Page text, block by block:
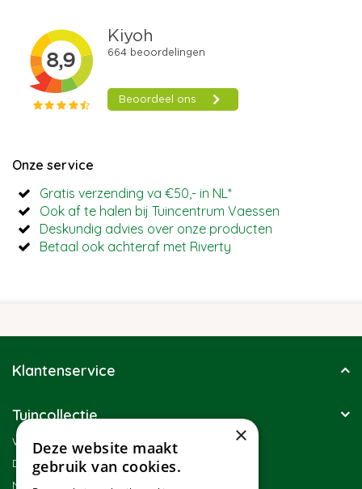
Onze service
Gratis verzending va €50,- in NL*
Ook af te halen bij Tuincentrum Vaessen
Deskundig advies over onze producten
Betaal ook achteraf met Riverty
Klantenservice
Tuincollectie
Winkel
Duurzaamheid
Nieuwsbrief
×
Deze website maakt
gebruik van cookies.